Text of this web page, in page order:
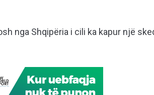
nga Shqipëria i cili ka kapur një